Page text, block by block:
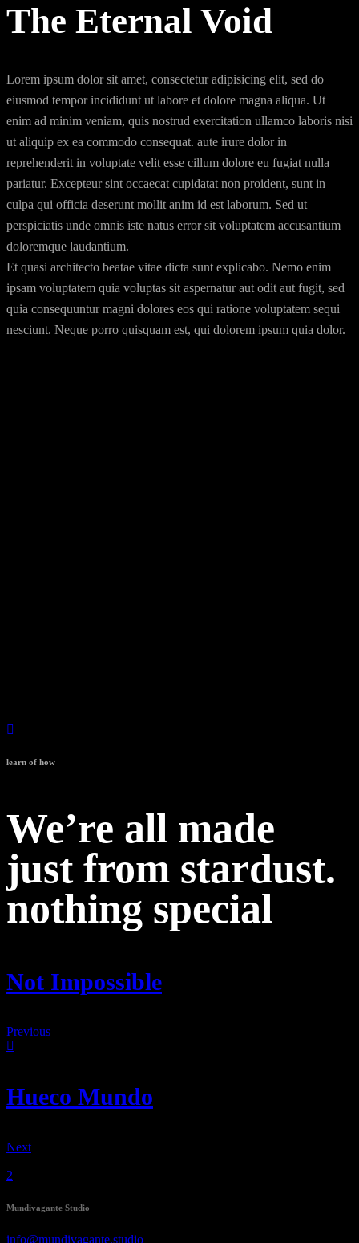
The Eternal Void
Lorem ipsum dolor sit amet, consectetur adipisicing elit, sed do
eiusmod tempor incididunt ut labore et dolore magna aliqua. Ut
enim ad minim veniam, quis nostrud exercitation ullamco laboris nisi
ut aliquip ex ea commodo consequat. aute irure dolor in
reprehenderit in voluptate velit esse cillum dolore eu fugiat nulla
pariatur. Excepteur sint occaecat cupidatat non proident, sunt in
culpa qui officia deserunt mollit anim id est laborum. Sed ut
perspiciatis unde omnis iste natus error sit voluptatem accusantium
doloremque laudantium.
Et quasi architecto beatae vitae dicta sunt explicabo. Nemo enim
ipsam voluptatem quia voluptas sit aspernatur aut odit aut fugit, sed
quia consequuntur magni dolores eos qui ratione voluptatem sequi
nesciunt. Neque porro quisquam est, qui dolorem ipsum quia dolor.
learn of how
We’re all made
just from stardust.
nothing special
Not Impossible
Previous
Hueco Mundo
Next
Mundivagante Studio
info@mundivagante.studio